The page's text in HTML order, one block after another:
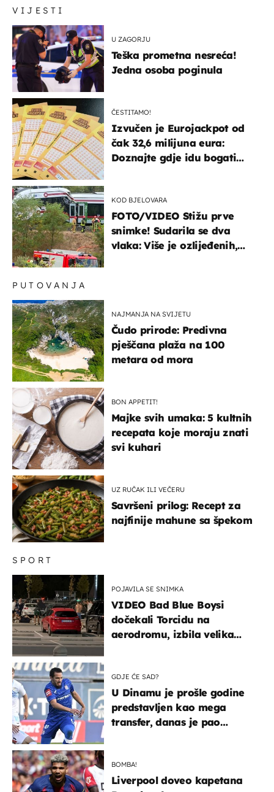
VIJESTI
U ZAGORJU
Teška prometna nesreća!
Jedna osoba poginula
ČESTITAMO!
Izvučen je Eurojackpot od
čak 32,6 milijuna eura:
Doznajte gdje idu bogati
KOD BJELOVARA
FOTO/VIDEO Stižu prve
snimke! Sudarila se dva
vlaka: Više je ozlijeđenih,
SPORT
POJAVILA SE SNIMKA
VIDEO Bad Blue Boysi
dočekali Torcidu na
aerodromu, izbila velika
GDJE ĆE SAD?
U Dinamu je prošle godine
predstavljen kao mega
transfer, danas je pao
BOMBA!
Liverpool doveo kapetana
PUTOVANJA
NAJMANJA NA SVIJETU
Čudo prirode: Predivna
pješčana plaža na 100
metara od mora
BON APPETIT!
Majke svih umaka: 5 kultnih
recepata koje moraju znati
svi kuhari
UZ RUČAK ILI VEČERU
Savršeni prilog: Recept za
najfinije mahune sa špekom